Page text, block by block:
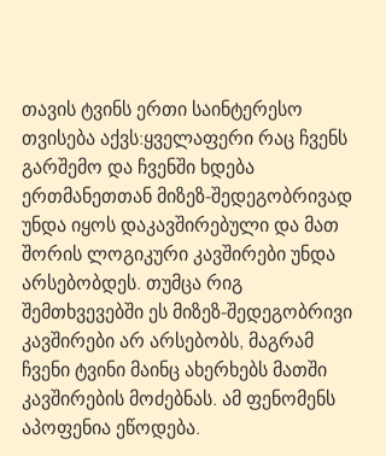
თავის ტვინს ერთი საინტერესო
თვისება აქვს:ყველაფერი რაც ჩვენს
გარშემო და ჩვენში ხდება
ერთმანეთთან მიზეზ-შედეგობრივად
უნდა იყოს დაკავშირებული და მათ
შორის ლოგიკური კავშირები უნდა
არსებობდეს. თუმცა რიგ
შემთხვევებში ეს მიზეზ-შედეგობრივი
კავშირები არ არსებობს, მაგრამ
ჩვენი ტვინი მაინც ახერხებს მათში
კავშირების მოძებნას. ამ ფენომენს
აპოფენია ეწოდება.